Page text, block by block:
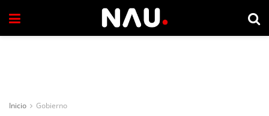
Inicio Gobierno